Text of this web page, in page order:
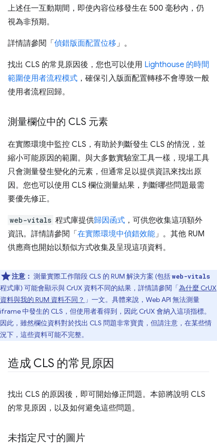
上述任一互動期間，即使內容位移發生在 500 毫秒內，仍
視為非預期。
詳情請參閱「偵錯版面配置位移 」。
找出 CLS 的常見原因後，您也可以使用 Lighthouse 的時間
範圍使用者流程模式 ，確保引入版面配置轉移不會導致一般
使用者流程回歸。
測量欄位中的 CLS 元素
在實際環境中監控 CLS，有助於判斷發生 CLS 的情況，並
縮小可能原因的範圍。與大多數實驗室工具一樣，現場工具
只會測量發生變化的元素，但通常足以提供資訊來找出原
因。您也可以使用 CLS 欄位測量結果，判斷哪些問題最需
要優先修正。
web-vitals 程式庫提供歸因函式 ，可供您收集這項額外
資訊。詳情請參閱「在實際環境中偵錯效能 」。其他 RUM
供應商也開始以類似方式收集及呈現這項資料。
注意： 測量實際工作階段 CLS 的 RUM 解決方案 (包括web-vitals
程式庫) 可能會顯示與 CrUX 資料不同的結果，詳情請參閱「為什麼 CrUX
資料與我的 RUM 資料不同？ 」一文。具體來說，Web API 無法測量
iframe 中發生的 CLS，但使用者看得到，因此 CrUX 會納入這項指標。
因此，雖然欄位資料對於找出 CLS 問題非常寶貴，但請注意，在某些情
況下，這些資料可能不完整。
造成 CLS 的常見原因
找出 CLS 的原因後，即可開始修正問題。本節將說明 CLS
的常見原因，以及如何避免這些問題。
未指定尺寸的圖片